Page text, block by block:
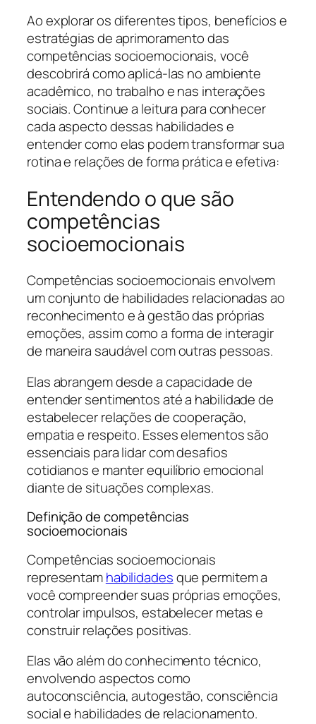
Ao explorar os diferentes tipos, benefícios e
estratégias de aprimoramento das
competências socioemocionais, você
descobrirá como aplicá-las no ambiente
acadêmico, no trabalho e nas interações
sociais. Continue a leitura para conhecer
cada aspecto dessas habilidades e
entender como elas podem transformar sua
rotina e relações de forma prática e efetiva:
Entendendo o que são
competências
socioemocionais
Competências socioemocionais envolvem
um conjunto de habilidades relacionadas ao
reconhecimento e à gestão das próprias
emoções, assim como a forma de interagir
de maneira saudável com outras pessoas.
Elas abrangem desde a capacidade de
entender sentimentos até a habilidade de
estabelecer relações de cooperação,
empatia e respeito. Esses elementos são
essenciais para lidar com desafios
cotidianos e manter equilíbrio emocional
diante de situações complexas.
Definição de competências
socioemocionais
Competências socioemocionais
representamhabilidadesque permitem a
você compreender suas próprias emoções,
controlar impulsos, estabelecer metas e
construir relações positivas.
Elas vão além do conhecimento técnico,
envolvendo aspectos como
autoconsciência, autogestão, consciência
social e habilidades de relacionamento.